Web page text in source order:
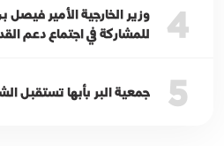
4
وزير الخارجية الأمير
للمشاركة في اجتماع دعم
5 جمعية البر بأبها تستقبل